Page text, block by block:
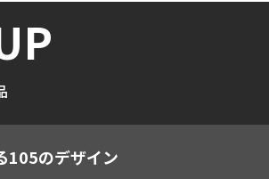
105のデザイン
かる 建物のCO₂排出量算定
ンニュートラル社会へ～
土交通省土木工事標準積算基
川・道路編＞デジタルブック
事の実行予算と施工計画
土交通省土木工事標準積算基
土交通省機械設備工事積算基
CIM概論
和８年度版 土木工事積算基準
和８年度版 楽らくアプロ工事
シリーズ 土木 直接工事費編
鑑土交通省土木工事積算基準デ
土交通省土木工事積算基準
木施工の実際と解説デジタル